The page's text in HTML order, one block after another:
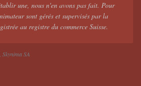
une, nous n'en avons pas fait. Pour
sont gérés et supervisés par la
au registre du commerce Suisse.
Skynima SA